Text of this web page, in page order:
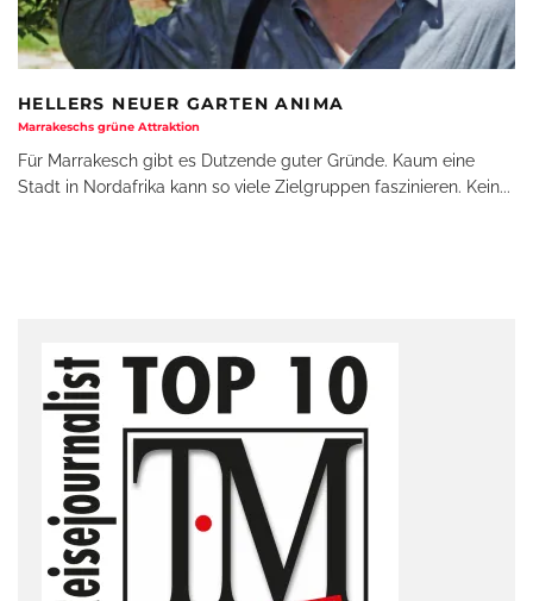
HELLERS NEUER GARTEN ANIMA
Marrakeschs grüne Attraktion
Für Marrakesch gibt es Dutzende guter Gründe. Kaum eine
Stadt in Nordafrika kann so viele Zielgruppen faszinieren. Kein...